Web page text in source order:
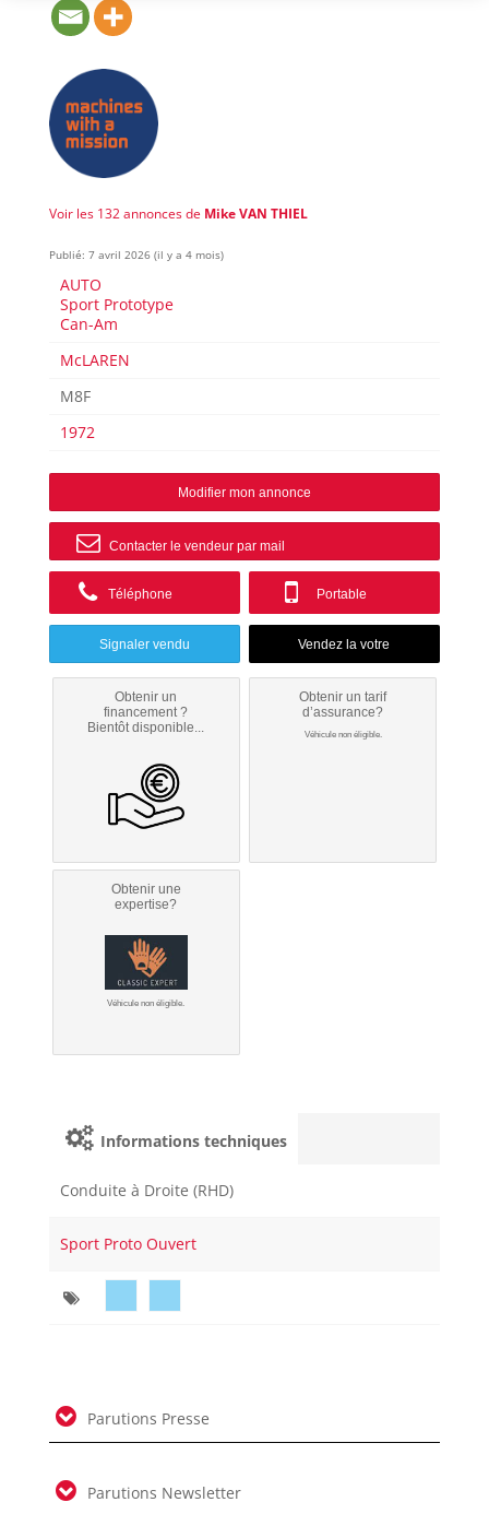
Voir les 132 annonces de Mike VAN THIEL
Publié: 7 avril 2026 (il y a 4 mois)
AUTO
Sport Prototype
Can-Am
McLAREN
M8F
1972
Modifier mon annonce
Contacter le vendeur par mail
Téléphone Portable
Signaler vendu
Obtenir un
financement ?
Bientôt disponible...
Obtenir un tarif
d’assurance?
Véhicule non éligible.
Obtenir une
expertise?
Véhicule non éligible.
Informations techniques
Conduite à Droite (RHD)
Sport Proto Ouvert
Parutions Presse
Parutions Newsletter